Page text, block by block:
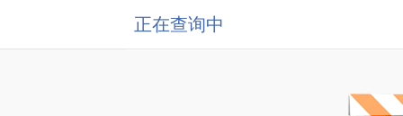
正在查询中